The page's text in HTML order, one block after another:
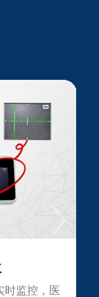
发测试，具有更